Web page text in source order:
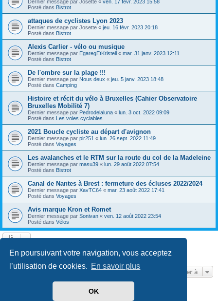
En poursuivant votre navigation, vous acceptez
l’utilisation de cookies. En savoir plus
OK
Dernier message par Josette « ven. 17 févr. 2023 15:58
Posté dans Bistrot
attaques de cyclistes Lyon 2023
Dernier message par Josette « jeu. 16 févr. 2023 20:18
Posté dans Bistrot
Alexis Carlier - vélo ou musique
Dernier message par EgaregEtKristell « mar. 31 janv. 2023 12:11
Posté dans Bistrot
De l'ombre sur la plage !!!
Dernier message par Nous deux « jeu. 5 janv. 2023 18:48
Posté dans Camping
Histoire et récit du vélo à Bruxelles (Cahier Observatoire
Bruxelles Mobilité 7)
Dernier message par Pedrodelaluna « lun. 3 oct. 2022 09:09
Posté dans Les voies cyclables
2021 Boucle cycliste au départ d'avignon
Dernier message par pir251 « lun. 26 sept. 2022 11:49
Posté dans Voyages
Les avalanches et le RTM sur la route du col de la Madeleine
Dernier message par masu39 « lun. 29 août 2022 07:54
Posté dans Bistrot
Canal de Nantes à Brest : fermeture des écluses 2022/2024
Dernier message par XavTC64 « mar. 23 août 2022 17:41
Posté dans Voyages
Avis marque Kron et Romet
Dernier message par Sonivan « ven. 12 août 2022 23:54
Posté dans Vélos
602 résultats trouvés Page1sur13
1 2 3 4 5 … 13
Aller à
phpBB ® Forum Software © phpBB Limited
phpBB-fr.com